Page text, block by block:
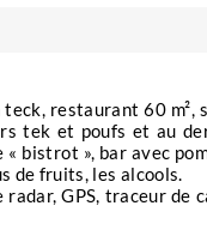
l’histoire tout en
de Big Brother est
offrant un spectacle
chance d’observer
et des requins
ajoutent une
restaurant 60 m²,
tek et poufs et au
bistrot », bar avec
de fruits, les alcools.
GPS, traceur de